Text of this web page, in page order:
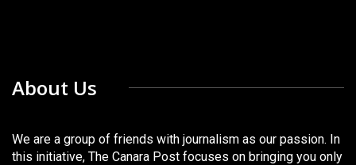
About Us
We are a group of friends with journalism as our passion. In
this initiative, The Canara Post focuses on bringing you only